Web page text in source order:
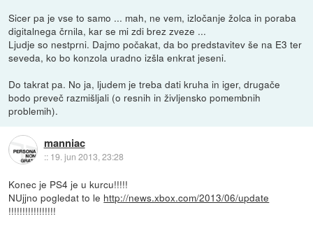
Sicer pa je vse to samo ... mah, ne vem, izločanje žolca in poraba
digitalnega črnila, kar se mi zdi brez zveze ...
Ljudje so nestprni. Dajmo počakat, da bo predstavitev še na E3 ter
seveda, ko bo konzola uradno izšla enkrat jeseni.
Do takrat pa. No ja, ljudem je treba dati kruha in iger, drugače
bodo preveč razmišljali (o resnih in življensko pomembnih
problemih).
manniac
:: 19. jun 2013, 23:28
Konec je PS4 je u kurcu!!!!!
NUjjno pogledat to le http://news.xbox.com/2013/06/update
!!!!!!!!!!!!!!!!!